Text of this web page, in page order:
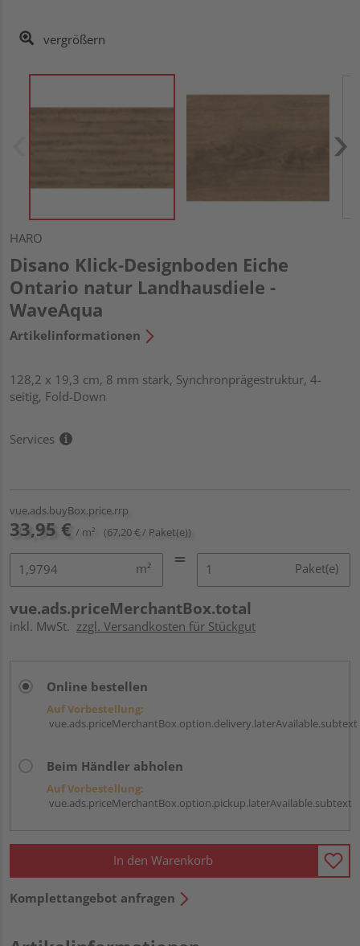
vergrößern
HARO
Disano Klick-Designboden Eiche
Ontario natur Landhausdiele -
WaveAqua
Artikelinformationen
128,2 x 19,3 cm, 8 mm stark, Synchronprägestruktur, 4-
seitig, Fold-Down
Services
vue.ads.buyBox.price.rrp
33,95 € / m² (67,20 € / Paket(e))
m² Paket(e)
vue.ads.priceMerchantBox.total
inkl. MwSt. zzgl. Versandkosten für Stückgut
Online bestellen
Auf Vorbestellung:
vue.ads.priceMerchantBox.option.delivery.laterAvailable.subtext
Beim Händler abholen
Auf Vorbestellung:
vue.ads.priceMerchantBox.option.pickup.laterAvailable.subtext
In den Warenkorb
Komplettangebot anfragen